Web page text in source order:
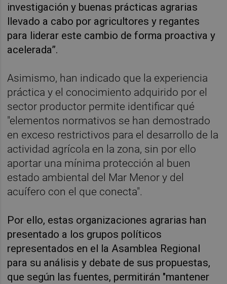
investigación y buenas prácticas agrarias
llevado a cabo por agricultores y regantes
para liderar este cambio de forma proactiva y
acelerada”.
Asimismo, han indicado que la experiencia
práctica y el conocimiento adquirido por el
sector productor permite identificar qué
"elementos normativos se han demostrado
en exceso restrictivos para el desarrollo de la
actividad agrícola en la zona, sin por ello
aportar una mínima protección al buen
estado ambiental del Mar Menor y del
acuífero con el que conecta".
Por ello, estas organizaciones agrarias han
presentado a los grupos políticos
representados en el la Asamblea Regional
para su análisis y debate de sus propuestas,
que según las fuentes, permitirán "mantener